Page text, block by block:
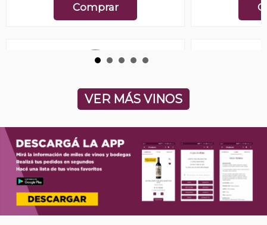
Comprar
Bad Brothers Facón Selection
Merlot
$
VER MÁS VINOS